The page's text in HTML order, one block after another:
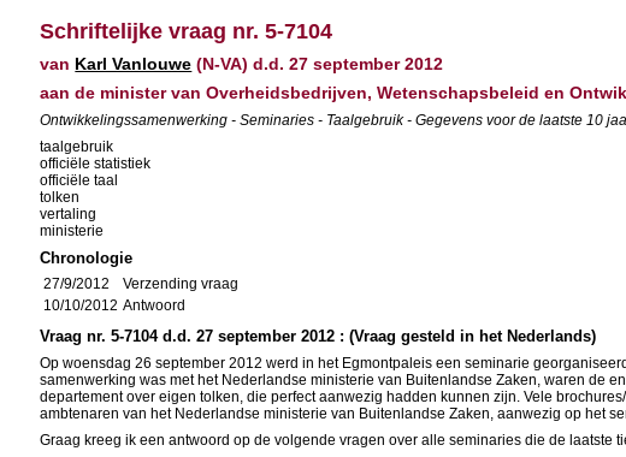
Schriftelijke vraag nr. 5-7104
van Karl Vanlouwe (N-VA) d.d. 27 september 2012
aan de minister van Overheidsbedrijven, Wetenschapsbeleid en
Ontwikkelingssamenwerking - Seminaries - Taalgebruik - Gegevens voor de laatste 10
taalgebruik
officiële statistiek
officiële taal
tolken
vertaling
ministerie
Chronologie
27/9/2012
Verzending vraag
10/10/2012 Antwoord
Vraag nr. 5-7104 d.d. 27 september 2012 : (Vraag gesteld in het Nederlands)
Op woensdag 26 september 2012 werd in het Egmontpaleis een seminarie
samenwerking was met het Nederlandse ministerie van Buitenlandse Zaken, waren de
departement over eigen tolken, die perfect aanwezig hadden kunnen zijn. Vele
ambtenaren van het Nederlandse ministerie van Buitenlandse Zaken, aanwezig op het
Graag kreeg ik een antwoord op de volgende vragen over alle seminaries die de